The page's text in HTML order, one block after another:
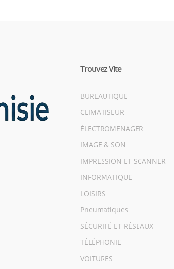
Trouvez Vite
BUREAUTIQUE
CLIMATISEUR
ÉLECTROMENAGER
IMAGE & SON
IMPRESSION ET SCANNER
INFORMATIQUE
LOISIRS
Pneumatiques
SÉCURITÉ ET RÉSEAUX
TÉLÉPHONIE
VOITURES